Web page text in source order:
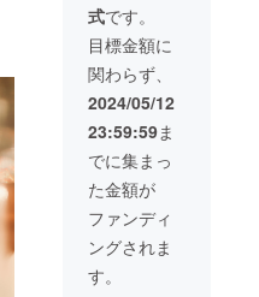
談くだ
さい。
※有効期
限：リ
ターン
お届け
日より
6ヶ月以
内にご
利用く
ださ
い。
【艶肌
認くだ
さい。
※商品に
は送料
が含ま
れてい
ます。
なんで
もご相
談くだ
さい！
zoom
可。日
程の調
整など
はメー
ルにて
ご相談
くださ
い。ま
式です。
目標金額に
関わらず、
2024/05/12
23:59:59ま
でに集まっ
た金額が
ファンディ
ングされま
す。